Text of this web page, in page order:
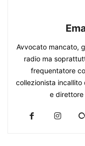
Avvocato mancato,
radio ma
frequentatore
collezionista incallito
e direttore